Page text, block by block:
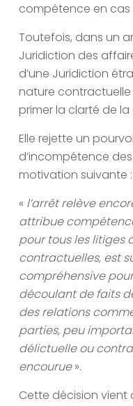
compétence en cas
Toutefois, dans un
Juridiction des
d’une Juridiction
nature contractuelle
primer la clarté de la
Elle rejette un
d’incompétence
motivation suivante :
« l’arrêt relève
attribue
pour tous les litiges
contractuelles, est
compréhensive
découlant de faits
des relations
parties, peu
délictuelle ou
encourue».
Cette décision vient